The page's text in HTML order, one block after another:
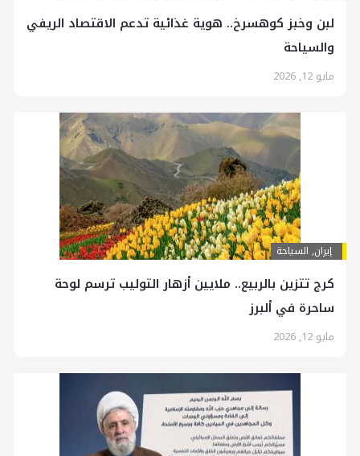
لبن وخبز كوهسرخ.. هوية غذائية تدعم الاقتصاد الريفي
والسياحة
مايو 12, 2026
إيران, السياحة
كرج تتزين بالربيع.. ملايين أزهار التوليب ترسم لوحة
ساحرة في ألبرز
مايو 12, 2026